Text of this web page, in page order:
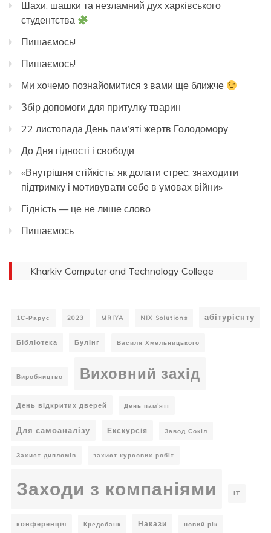
Шахи, шашки та незламний дух харківського
студентства
Пишаємось!
Пишаємось!
Ми хочемо познайомитися з вами ще ближче
Збір допомоги для притулку тварин
22 листопада День пам’яті жертв Голодомору
До Дня гідності і свободи
«Внутрішня стійкість: як долати стрес, знаходити
підтримку і мотивувати себе в умовах війни»
Гідність — це не лише слово
Пишаємось
Kharkiv Computer and Technology College
1С-Рарус 2023 MRIYA NIX Solutions абітурієнту
Бібліотека Булінг Василя Хмельницького
Виробництво Виховний захід
День відкритих дверей День пам'яті
Для самоаналізу Екскурсія Завод Сокіл
Захист дипломів захист курсових робіт
Заходи з компаніями ІТ
конференція Кредобанк Накази новий рік